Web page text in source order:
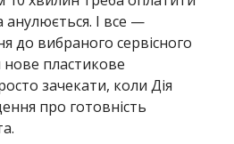
анулюється. І все —
до вибраного сервісного
пластикове
зачекати, коли Дія
про готовність